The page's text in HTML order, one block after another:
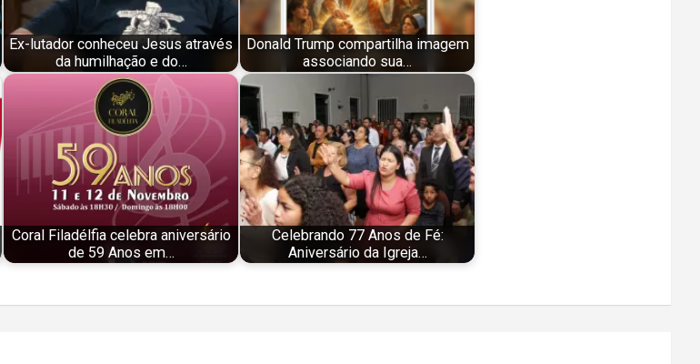
Ex-lutador conheceu Jesus através
da humilhação e do…
Donald Trump compartilha imagem
associando sua…
Coral Filadélfia celebra aniversário
de 59 Anos em…
Celebrando 77 Anos de Fé:
Aniversário da Igreja…